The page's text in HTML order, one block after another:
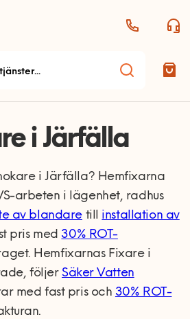
i Järfälla
i Järfälla? Hemfixarna
arbeten i lägenhet, radhus
av blandaretill installation av
pris med 30% ROT-
Hemfixarnas Fixare i
följer Säker Vatten
med fast pris och 30% ROT-